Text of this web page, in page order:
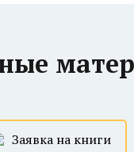
Заявка на книги